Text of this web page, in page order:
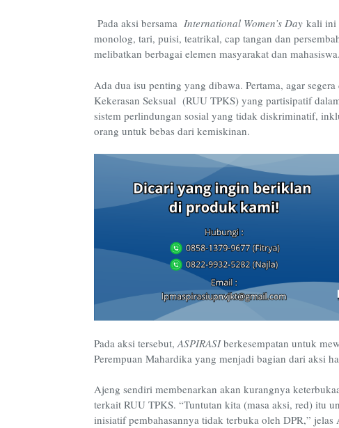
Pada aksi bersama International Women’s Day kali ini
monolog, tari, puisi, teatrikal, cap tangan dan
melibatkan berbagai elemen masyarakat dan mahasiswa.
Ada dua isu penting yang dibawa. Pertama, agar
Kekerasan Seksual (RUU TPKS) yang partisipatif
sistem perlindungan sosial yang tidak diskriminatif,
orang untuk bebas dari kemiskinan.
Pada aksi tersebut, ASPIRASI berkesempatan untuk
Perempuan Mahardika yang menjadi bagian dari aksi
Ajeng sendiri membenarkan akan kurangnya
terkait RUU TPKS. “Tuntutan kita(masa aksi, red)itu
inisiatif pembahasannya tidak terbuka oleh DPR,” jelas